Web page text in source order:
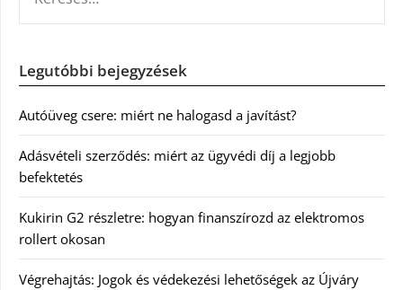
Legutóbbi bejegyzések
Autóüveg csere: miért ne halogasd a javítást?
Adásvételi szerződés: miért az ügyvédi díj a legjobb
befektetés
Kukirin G2 részletre: hogyan finanszírozd az elektromos
rollert okosan
Végrehajtás: Jogok és védekezési lehetőségek az Újváry